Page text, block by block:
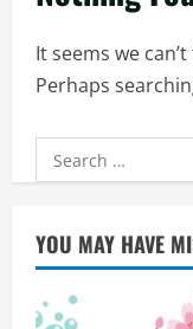
It seems we
Perhaps
Search
for:
YOU MAY HAVE